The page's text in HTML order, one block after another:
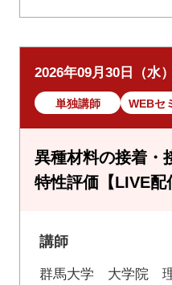
2026年09月30日（水
単独講師 WEBセ
異種材料の接着・
特性評価【LIVE配
講師
群馬大学 大学院